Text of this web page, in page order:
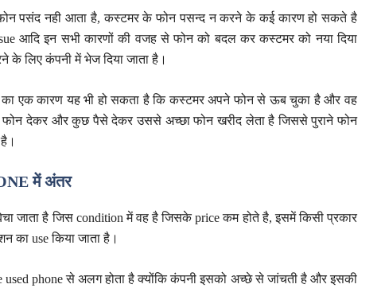
पसंद नही आता है, कस्टमर के फोन पसन्द न करने के कई कारण हो सकते है
आदि इन सभी कारणों की वजह से फोन को बदल कर कस्टमर को नया दिया
के लिए कंपनी में भेज दिया जाता है।
का एक कारण यह भी हो सकता है कि कस्टमर अपने फोन से ऊब चुका है और वह
फोन देकर और कुछ पैसे देकर उससे अच्छा फोन खरीद लेता है जिससे पुराने फोन
में अंतर
जाता है जिस condition में वह है जिसके price कम होते है, इसमें किसी प्रकार
का use किया जाता है।
used phone से अलग होता है क्योंकि कंपनी इसको अच्छे से जांचती है और इसकी